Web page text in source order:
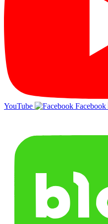
YouTube Facebook